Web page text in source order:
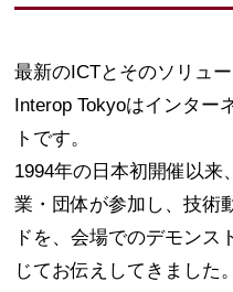
最新のICTとそのソリュ
Interop Tokyoはインター
トです。
1994年の日本初開催以来
業・団体が参加し、技術
ドを、会場でのデモンス
じてお伝えしてきました